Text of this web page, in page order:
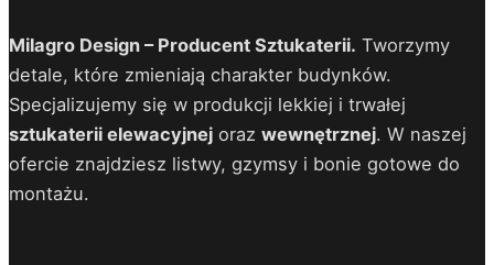
Milagro Design – Producent Sztukaterii. Tworzymy
detale, które zmieniają charakter budynków.
Specjalizujemy się w produkcji lekkiej i trwałej
sztukaterii elewacyjnej oraz wewnętrznej. W naszej
ofercie znajdziesz listwy, gzymsy i bonie gotowe do
montażu.